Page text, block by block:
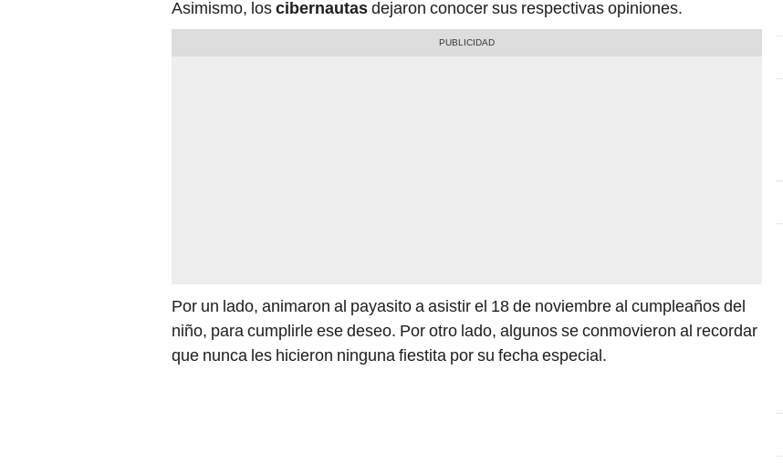
Asimismo, loscibernautasdejaron conocer sus respectivas opiniones.
Por un lado, animaron al payasito a asistir el 18 de noviembre al cumpleaños del
niño, para cumplirle ese deseo. Por otro lado, algunos se conmovieron al recordar
que nunca les hicieron ninguna fiestita por su fecha especial.